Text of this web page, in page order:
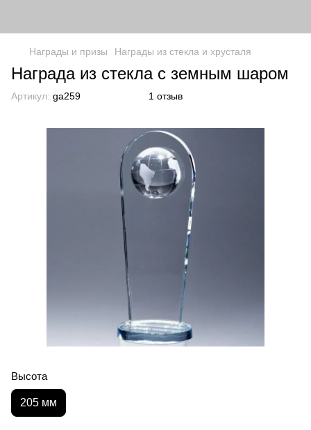
Награды и призы Награды из стекла и хрусталя
Награда из стекла с земным шаром
Артикул: ga259 1 отзыв
Высота
205 мм